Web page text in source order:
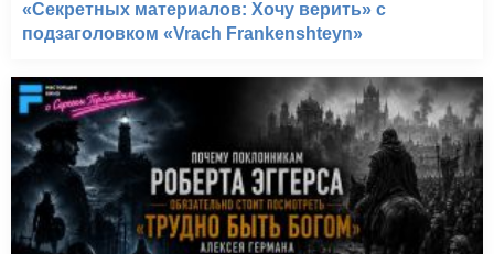
«Секретных материалов: Хочу верить» с
подзаголовком «Vrach Frankenshteyn»